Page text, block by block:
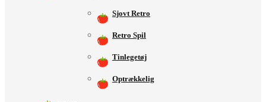
Sjovt Retro
Retro Spil
Tinlegetøj
Optrækkelig